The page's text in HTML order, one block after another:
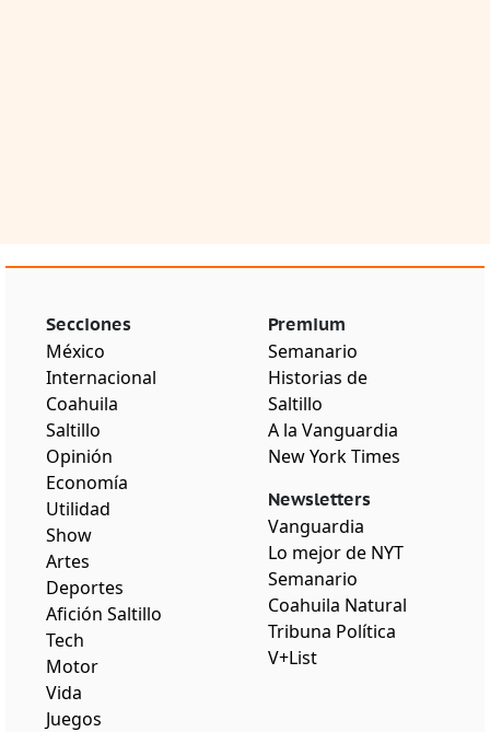
Secciones
México
Internacional
Coahuila
Saltillo
Opinión
Economía
Utilidad
Show
Artes
Deportes
Afición Saltillo
Tech
Motor
Vida
Juegos
Premium
Semanario
Historias de
Saltillo
A la Vanguardia
New York Times
Newsletters
Vanguardia
Lo mejor de NYT
Semanario
Coahuila Natural
Tribuna Política
V+List